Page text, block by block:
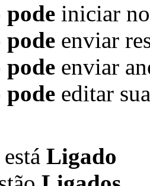
pode iniciar
pode enviar
pode enviar
pode editar
está Ligado